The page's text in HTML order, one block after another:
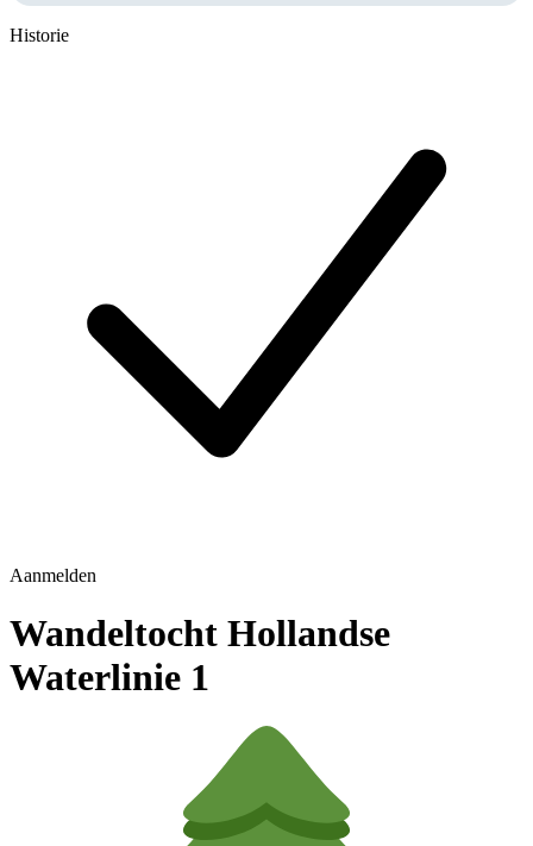
Historie
Aanmelden
Wandeltocht Hollandse
Waterlinie 1